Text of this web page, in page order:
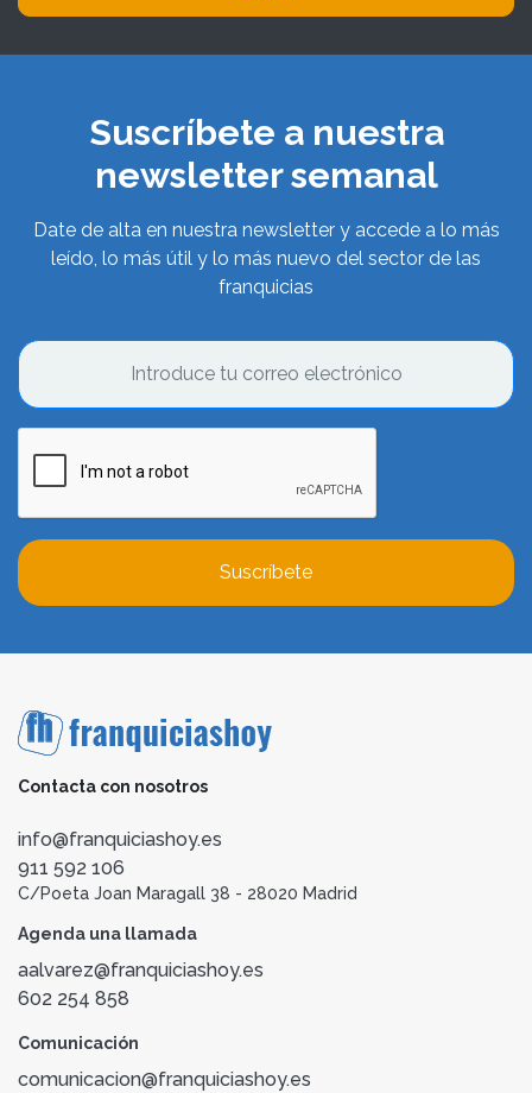
Suscríbete a nuestra
newsletter semanal
Date de alta en nuestra newsletter y accede a lo más
leído, lo más útil y lo más nuevo del sector de las
franquicias
Suscríbete
Contacta con nosotros
info@franquiciashoy.es
911 592 106
C/Poeta Joan Maragall 38 - 28020 Madrid
Agenda una llamada
aalvarez@franquiciashoy.es
602 254 858
Comunicación
comunicacion@franquiciashoy.es